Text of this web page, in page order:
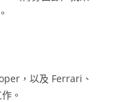
，以及 Ferrari、
。